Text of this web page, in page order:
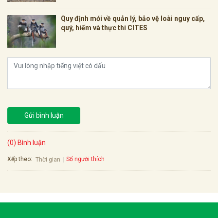
Quy định mới về quản lý, bảo vệ loài nguy cấp,
quý, hiếm và thực thi CITES
Gửi bình luận
(0) Bình luận
Xếp theo: Thời gian Số người thích